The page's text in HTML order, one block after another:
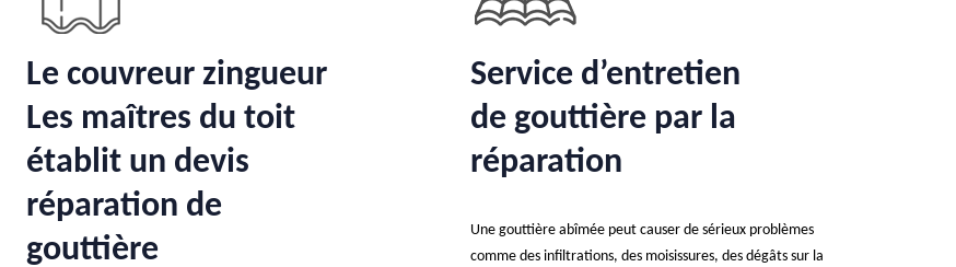
Le couvreur zingueur
Les maîtres du toit
établit un devis
réparation de
gouttière
Service d’entretien
de gouttière par la
réparation
Une gouttière abîmée peut causer de sérieux problèmes
comme des infiltrations, des moisissures, des dégâts sur la